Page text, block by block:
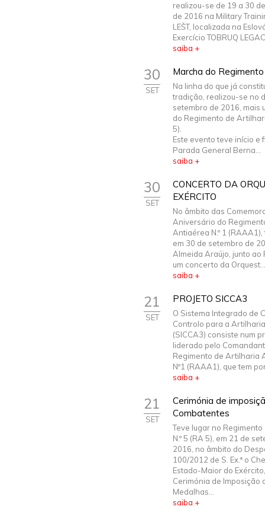
realizou-se de 19 a 30
de 2016 na Military
LEŠT, localizada na
Exercício TOBRUQ
saiba +
30
SET
Marcha do
Na linha do que já
tradição, realizou-se no
setembro de 2016, mais
do Regimento de
5).
Este evento teve início e
Parada General Berna...
saiba +
30
SET
CONCERTO DA
EXÉRCITO
No âmbito das
Aniversário do
Antiaérea N.º 1
em 30 de setembro de
Almeida Araújo, junto ao
um concerto da Orquest...
saiba +
21
SET
PROJETO SICCA3
O Sistema Integrado de
Controlo para a
(SICCA3) consiste num
liderado pelo
Regimento de Artilharia
Nº1 (RAAA1), que tem
saiba +
21
SET
Cerimónia de
Combatentes
Teve lugar no
N.º 5 (RA 5), em 21 de
2016, no âmbito do
100/2012 de S. Ex.ª o
Estado-Maior do
Cerimónia de Imposição
Medalhas...
saiba +